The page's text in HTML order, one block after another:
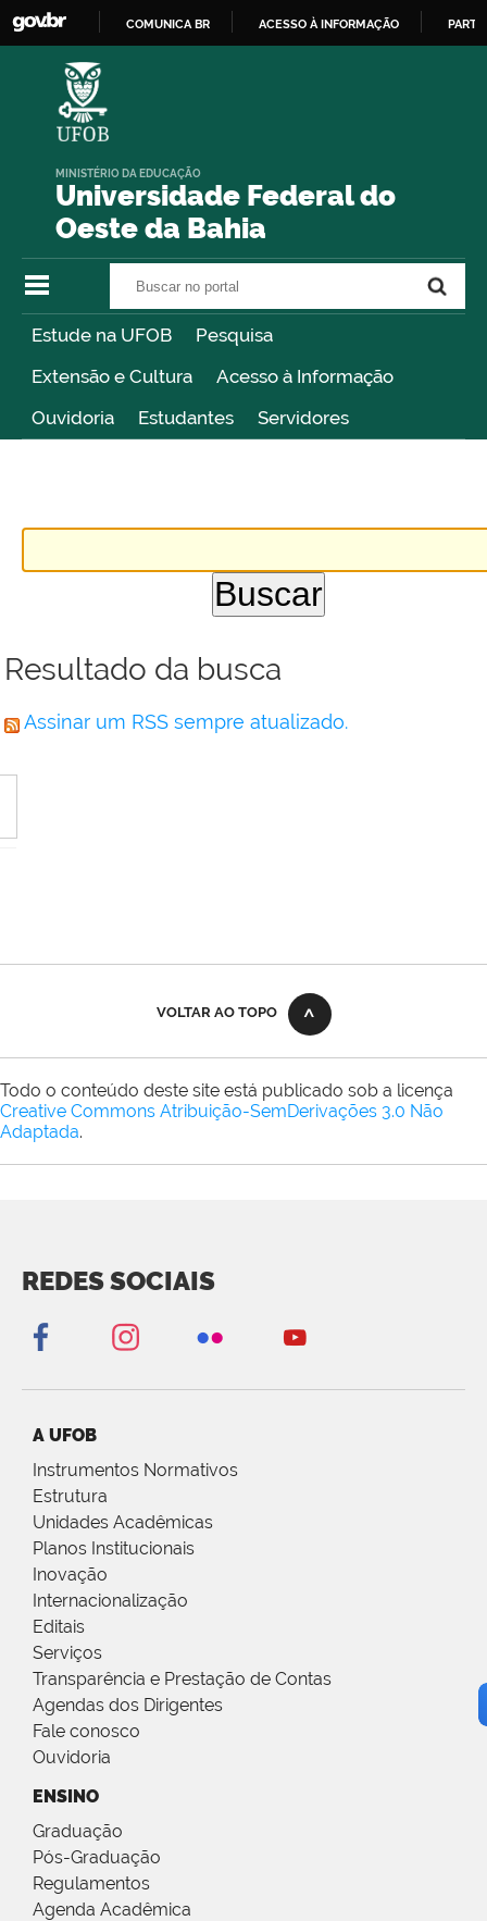
COMUNICA BR ACESSO À INFORMAÇÃO
Universidade Federal do
Oeste da Bahia
MINISTÉRIO DA EDUCAÇÃO
Estude na UFOB
Pesquisa
Extensão e Cultura
Acesso à Informação
Ouvidoria
Estudantes Servidores
Resultado da busca
Assinar um RSS sempre atualizado.
VOLTAR AO TOPO
Todo o conteúdo deste site está publicado sob a licença
Creative Commons Atribuição-SemDerivações 3.0 Não
Adaptada.
REDES SOCIAIS
A UFOB
Instrumentos Normativos
Estrutura
Unidades Acadêmicas
Planos Institucionais
Inovação
Internacionalização
Editais
Serviços
Transparência e Prestação de Contas
Agendas dos Dirigentes
Fale conosco
Ouvidoria
ENSINO
Graduação
Pós-Graduação
Regulamentos
Agenda Acadêmica